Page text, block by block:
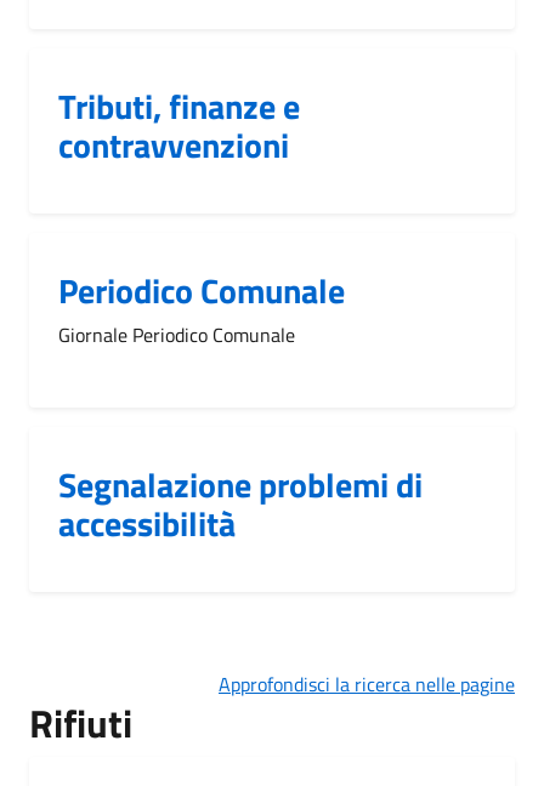
Tributi, finanze e
contravvenzioni
Periodico Comunale
Giornale Periodico Comunale
Segnalazione problemi di
accessibilità
Approfondisci la ricerca nelle pagine
Rifiuti